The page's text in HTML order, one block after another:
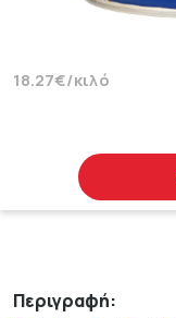
18.27€/κιλό
Περιγραφή: